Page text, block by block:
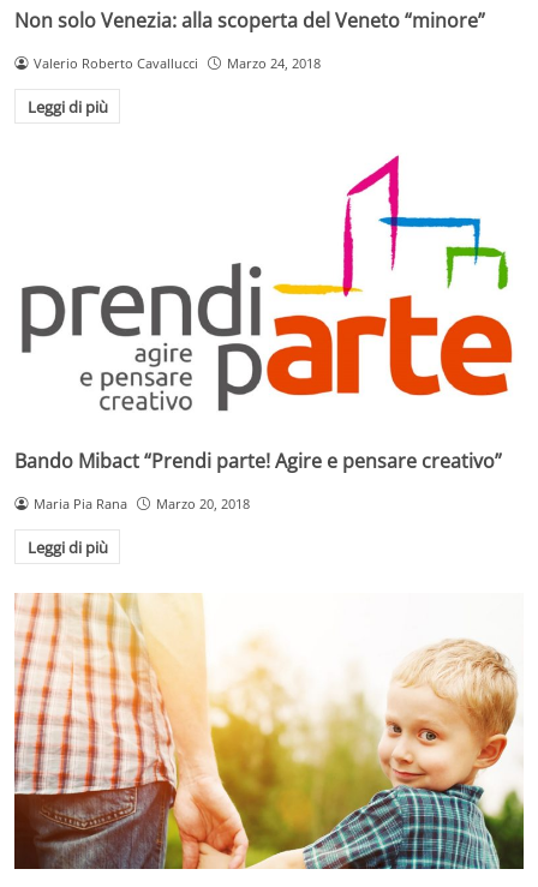
Non solo Venezia: alla scoperta del Veneto “minore”
Valerio Roberto Cavallucci Marzo 24, 2018
Leggi di più
Bando Mibact “Prendi parte! Agire e pensare creativo”
Maria Pia Rana Marzo 20, 2018
Leggi di più